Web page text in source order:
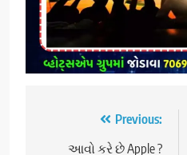
Previous:
આવો કરે છે Apple ?